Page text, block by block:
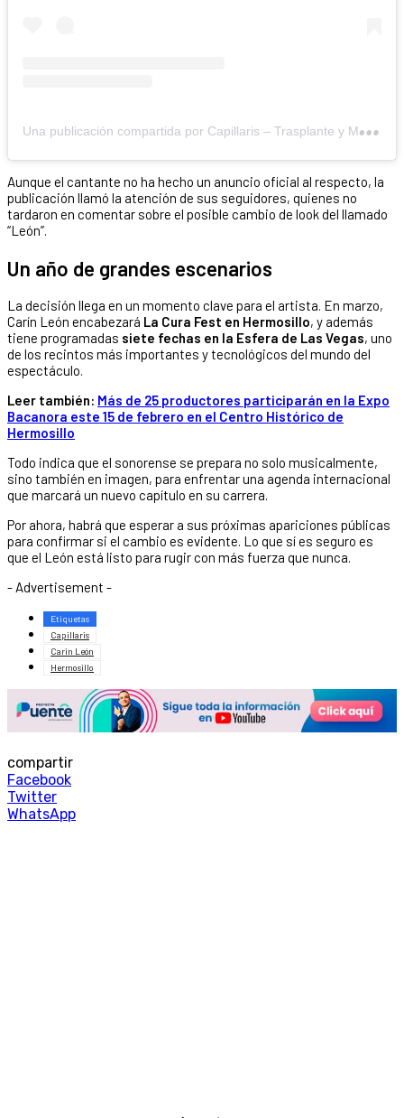
U
na publicación compartida por Capillaris – Trasplante y Medicina Capilar (@capillaris)
Aunque el cantante no ha hecho un anuncio oficial al respecto, la
publicación llamó la atención de sus seguidores, quienes no
tardaron en comentar sobre el posible cambio de look del llamado
“León”.
Un año de grandes escenarios
La decisión llega en un momento clave para el artista. En marzo,
Carín León encabezará La Cura Fest en Hermosillo, y además
tiene programadas siete fechas en la Esfera de Las Vegas, uno
de los recintos más importantes y tecnológicos del mundo del
espectáculo.
Leer también: Más de 25 productores participarán en la Expo
Bacanora este 15 de febrero en el Centro Histórico de
Hermosillo
Todo indica que el sonorense se prepara no solo musicalmente,
sino también en imagen, para enfrentar una agenda internacional
que marcará un nuevo capítulo en su carrera.
Por ahora, habrá que esperar a sus próximas apariciones públicas
para confirmar si el cambio es evidente. Lo que sí es seguro es
que el León está listo para rugir con más fuerza que nunca.
- Advertisement -
Etiquetas
Capillaris
Carin León
Hermosillo
compartir
Facebook
Twitter
WhatsApp